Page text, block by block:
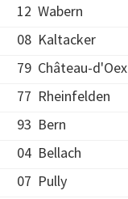
12 Wabern
08 Kaltacker
79 Château-d'Oex
77 Rheinfelden
93 Bern
04 Bellach
07 Pully